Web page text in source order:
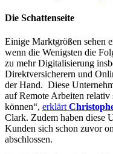
Die Schattenseite
Einige Marktgrößen sehen
wenn die Wenigsten die
zu mehr Digitalisierung
Direktversicherern und
der Hand. Diese
auf Remote Arbeiten relativ
können“, erklärt
Clark. Zudem haben diese
Kunden sich schon zuvor
abschlossen.